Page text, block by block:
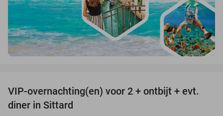
33%
VIP-overnachting(en) voor 2 + ontbijt + evt.
diner in Sittard